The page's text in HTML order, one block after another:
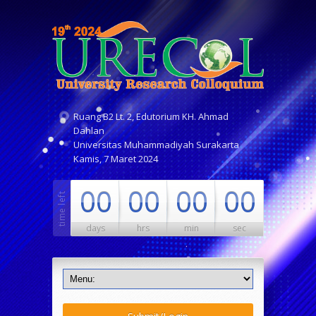
Ruang B2 Lt. 2, Edutorium KH. Ahmad
Dahlan
Universitas Muhammadiyah Surakarta
Kamis, 7 Maret 2024
00
days
00
hrs
00
min
00
sec